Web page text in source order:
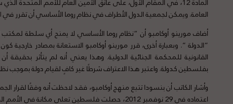
المادة 12، في المقام الأول، على عاتق الأمين العام للأمم
العامة. ويمكن لجمعية الدول الأطراف في نظام روما الأساسي أن تقرر
أضاف مورينو أوكامبو أن “نظام روما الأساسي لا يمنح أي سلطة
“الدولة “. وبعبارة أخرى، قرر مورينو أوكامبو الاستعانة بمصادر
بفلسطين كدولة. واعتبر هذا الاعتراف شرطًا غير كافٍ لقيام دولة بموجب
اعتماده في 29 نوفمبر 2012، حصلت فلسطين تعلى